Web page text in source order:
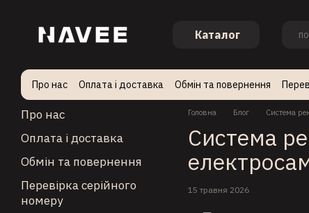
Каталог
Про нас Оплата і доставка Обмін та повернення
Стати партнером
Головна Блог Система
Система
15 травня 2026
Про нас
Оплата і доставка
Обмін та повернення
Перевірка серійного
номеру